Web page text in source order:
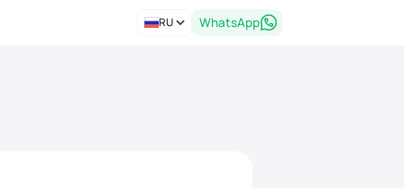
RU WhatsApp